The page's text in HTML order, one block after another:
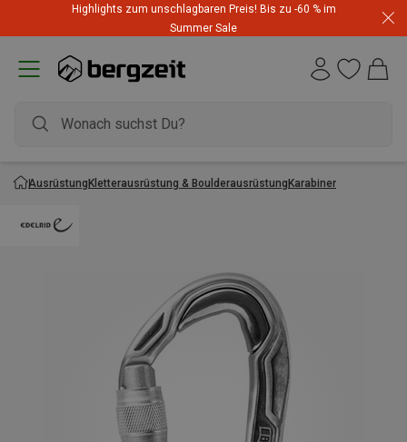
Highlights zum unschlagbaren Preis! Bis zu -60 % im
Summer Sale
AusrüstungKletterausrüstung & BoulderausrüstungKarabiner